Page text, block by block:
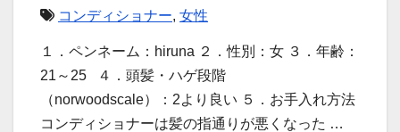
コンディショナー, 女性
１．ペンネーム：hiruna ２．性別：女 ３．年齢：
21～25 ４．頭髪・ハゲ段階
（norwoodscale）：2より良い ５．お手入れ方法
コンディショナーは髪の指通りが悪くなった …